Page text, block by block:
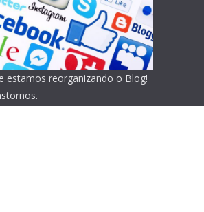
estamos reorganizando o Blog!